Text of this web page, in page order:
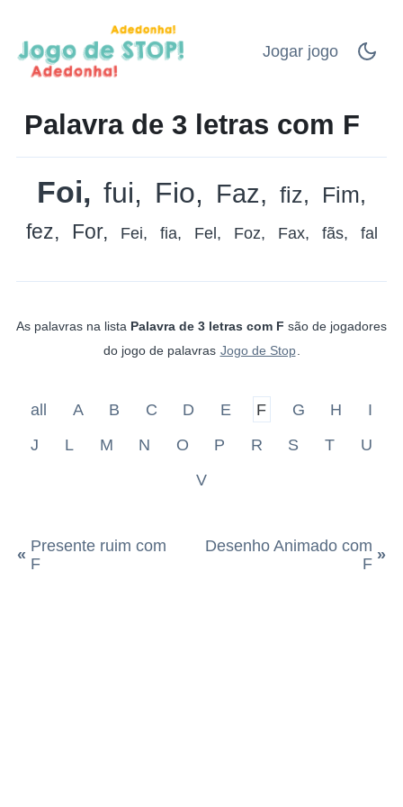
Jogar jogo
Palavra de 3 letras com F
Foi fui Fio Faz fiz Fim
fez For Fei fia Fel Foz Fax fãs fal
As palavras na lista Palavra de 3 letras com F são de jogadores
do jogo de palavras Jogo de Stop
all A B C D E F G H
I
J
L M N O P R S T
U
V
« Presente ruim com
F
Desenho Animado com
F »